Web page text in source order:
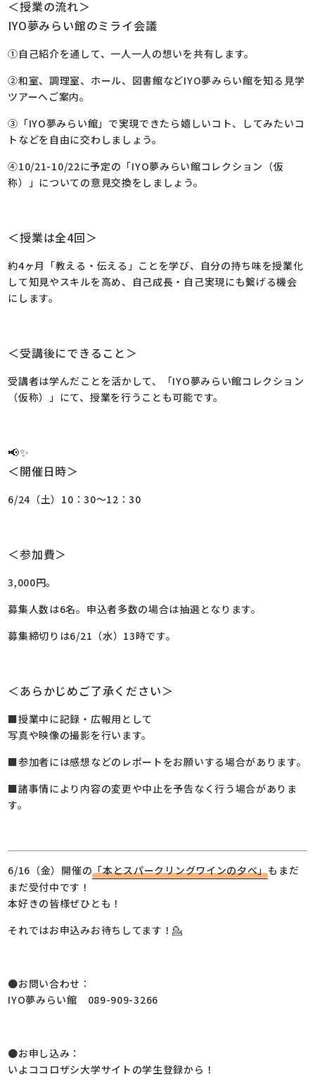
＜授業の流れ＞
IYO夢みらい館のミライ会議
①自己紹介を通して、一人一人の想いを共有します。
②和室、調理室、ホール、図書館などIYO夢みらい館を知る見学
ツアーへご案内。
③「IYO夢みらい館」で実現できたら嬉しいコト、してみたいコ
トなどを自由に交わしましょう。
④10/21-10/22に予定の「IYO夢みらい館コレクション（仮
称）」についての意見交換をしましょう。
＜授業は全4回＞
約4ヶ月「教える・伝える」ことを学び、自分の持ち味を授業化
して知見やスキルを高め、自己成長・自己実現にも繋げる機会
にします。
＜受講後にできること＞
受講者は学んだことを活かして、「IYO夢みらい館コレクション
（仮称）」にて、授業を行うことも可能です。
📢✨
＜開催日時＞
6/24（土）10：30～12：30
＜参加費＞
3,000円。
募集人数は6名。申込者多数の場合は抽選となります。
募集締切りは6/21（水）13時です。
＜あらかじめご了承ください＞
■授業中に記録・広報用として
写真や映像の撮影を行います。
■参加者には感想などのレポートをお願いする場合があります。
■諸事情により内容の変更や中止を予告なく行う場合がありま
す。
6/16（金）開催の「本とスパークリングワインの夕べ」もまだ
まだ受付中です！
本好きの皆様ぜひとも！
それではお申込みお待ちしてます！💁
●お問い合わせ：
IYO夢みらい館 089-909-3266
●お申し込み：
いよココロザシ大学サイトの学生登録から！